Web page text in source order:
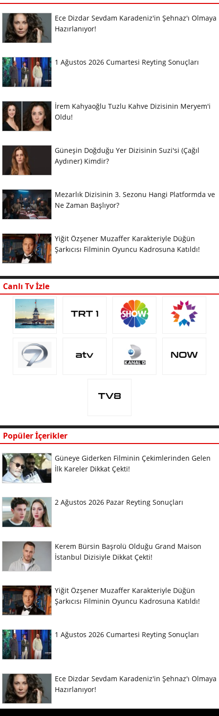
Ece Dizdar Sevdam Karadeniz'in Şehnaz'ı Olmaya
Hazırlanıyor!
1 Ağustos 2026 Cumartesi Reyting Sonuçları
İrem Kahyaoğlu Tuzlu Kahve Dizisinin Meryem'i
Oldu!
Güneşin Doğduğu Yer Dizisinin Suzi'si (Çağıl
Aydıner) Kimdir?
Mezarlık Dizisinin 3. Sezonu Hangi Platformda ve
Ne Zaman Başlıyor?
Yiğit Özşener Muzaffer Karakteriyle Düğün
Şarkıcısı Filminin Oyuncu Kadrosuna Katıldı!
Canlı Tv İzle
Popüler İçerikler
Güneye Giderken Filminin Çekimlerinden Gelen
İlk Kareler Dikkat Çekti!
2 Ağustos 2026 Pazar Reyting Sonuçları
Kerem Bürsin Başrolü Olduğu Grand Maison
İstanbul Dizisiyle Dikkat Çekti!
Yiğit Özşener Muzaffer Karakteriyle Düğün
Şarkıcısı Filminin Oyuncu Kadrosuna Katıldı!
1 Ağustos 2026 Cumartesi Reyting Sonuçları
Ece Dizdar Sevdam Karadeniz'in Şehnaz'ı Olmaya
Hazırlanıyor!